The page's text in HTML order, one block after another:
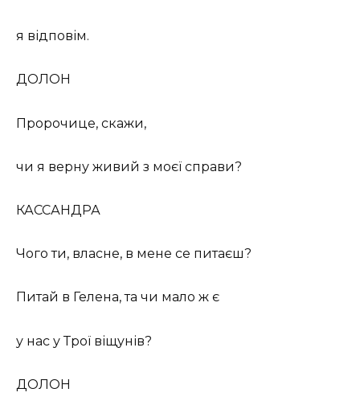
я відповім.
ДОЛОН
Пророчице, скажи,
чи я верну живий з моєї справи?
КАССАНДРА
Чого ти, власне, в мене се питаєш?
Питай в Гелена, та чи мало ж є
у нас у Трої віщунів?
ДОЛОН